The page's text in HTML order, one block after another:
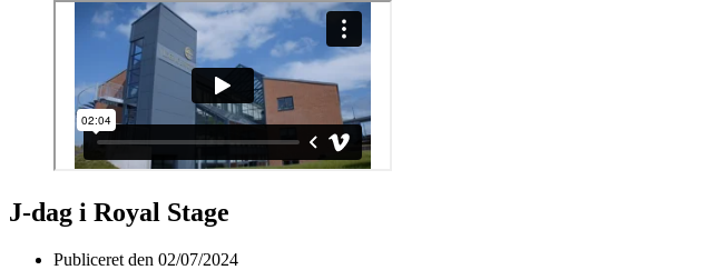
J-dag i Royal Stage
Publiceret den 02/07/2024